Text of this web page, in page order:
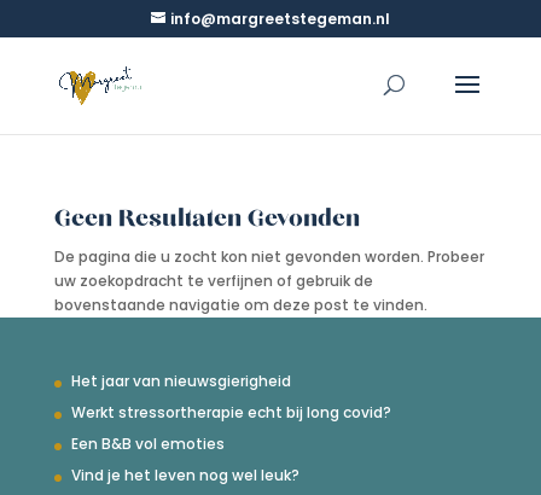
info@margreetstegeman.nl
Geen Resultaten Gevonden
De pagina die u zocht kon niet gevonden worden. Probeer
uw zoekopdracht te verfijnen of gebruik de
bovenstaande navigatie om deze post te vinden.
Het jaar van nieuwsgierigheid
Werkt stressortherapie echt bij long covid?
Een B&B vol emoties
Vind je het leven nog wel leuk?